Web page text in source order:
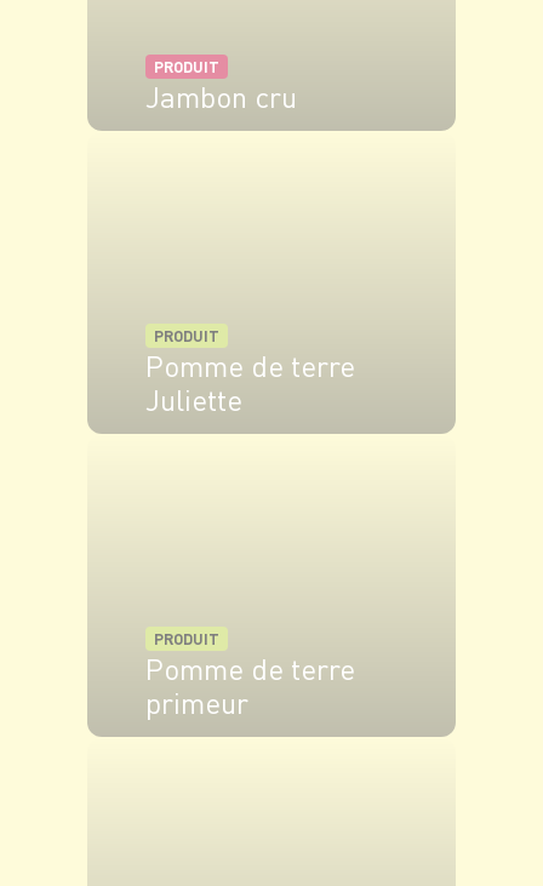
PRODUIT
Jambon cru
PRODUIT
Pomme de terre
Juliette
PRODUIT
Pomme de terre
primeur